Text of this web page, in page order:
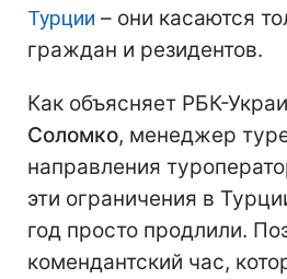
Турции – они касаются
граждан и резидентов.
Как объясняет РБК-
Соломко, менеджер
направления
эти ограничения в
год просто продлили.
комендантский час,